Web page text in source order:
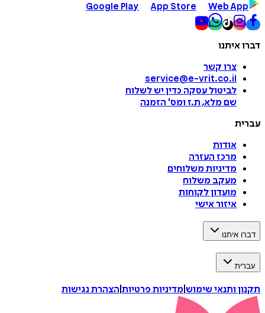
Google Play
App Store Web App
דברו איתנו
צרו קשר
service@e-vrit.co.il
לביטול עסקה כדין יש לשלוח
שם מלא, ת.ז ומס' הזמנה
עברית
אודות
מרכז העזרה
מדיניות משלוחים
מעקב משלוח
מועדון לקוחות
איזור אישי
דברו איתנו
עברית
תקנון ותנאי שימוש מדיניות פרטיות הצהרת נגישות